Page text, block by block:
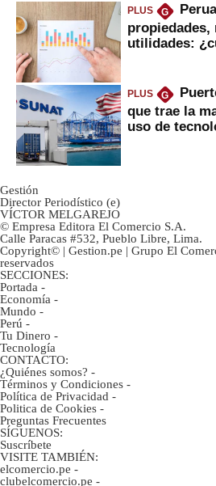
PLUS G
propiedades,
utilidades:
PLUS G
que trae la
uso de
Gestión
Director Periodístico (e)
VÍCTOR MELGAREJO
© Empresa Editora El Comercio S.A.
Calle Paracas #532, Pueblo Libre, Lima.
Copyright© | Gestion.pe | Grupo El
reservados
SECCIONES:
Portada -
Economía -
Mundo -
Perú -
Tu Dinero -
Tecnología
CONTACTO:
¿Quiénes somos? -
Términos y Condiciones -
Política de Privacidad -
Politica de Cookies -
Preguntas Frecuentes
SÍGUENOS:
Suscríbete
VISITE TAMBIÉN:
elcomercio.pe -
clubelcomercio.pe -